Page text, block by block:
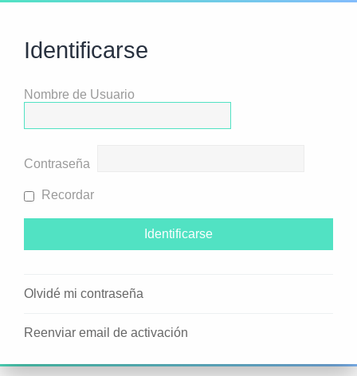
Identificarse
Nombre de Usuario
Contraseña
Recordar
Olvidé mi contraseña
Reenviar email de activación